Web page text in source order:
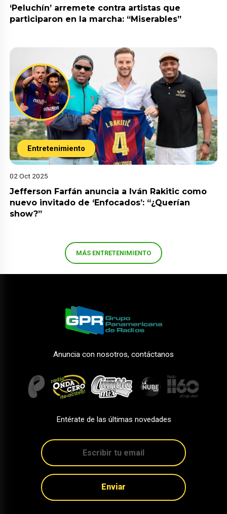
‘Peluchín’ arremete contra artistas que
participaron en la marcha: “Miserables”
Entretenimiento
02 Oct 2025
Jefferson Farfán anuncia a Iván Rakitic como
nuevo invitado de ‘Enfocados’: “¿Querían
show?”
MÁS ENTRETENIMIENTO
Anuncia con nosotros, contáctanos
Entérate de las últimas novedades
Enviar